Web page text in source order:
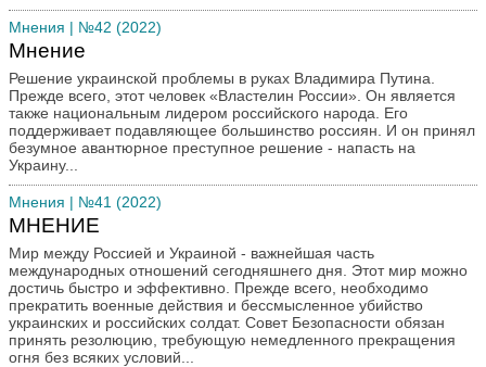
Культхроники
Мнения
Мода
Молодежная страница
Политический ликбез
Преступление и наказание
Путешествия
Ретроспектива
Мнения | №42 (2022)
Мнение
Решение украинской проблемы в руках Владимира Путина.
Прежде всего, этот человек «Властелин России». Он является
также национальным лидером российского народа. Его
поддерживает подавляющее большинство россиян. И он принял
безумное авантюрное преступное решение - напасть на
Украину...
Мнения | №41 (2022)
МНЕНИЕ
Мир между Россией и Украиной - важнейшая часть
международных отношений сегодняшнего дня. Этот мир можно
достичь быстро и эффективно. Прежде всего, необходимо
прекратить военные действия и бессмысленное убийство
украинских и российских солдат. Совет Безопасности обязан
принять резолюцию, требующую немедленного прекращения
огня без всяких условий...